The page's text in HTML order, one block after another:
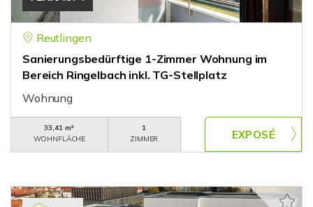
Reutlingen
Sanierungsbedürftige 1-Zimmer Wohnung im
Bereich Ringelbach inkl. TG-Stellplatz
Wohnung
33,41 m²
WOHNFLÄCHE
1
ZIMMER